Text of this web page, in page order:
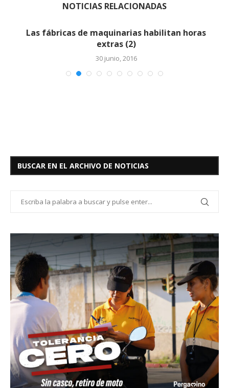
NOTICIAS RELACIONADAS
Las fábricas de maquinarias habilitan horas
extras (2)
30 junio, 2016
BUSCAR EN EL ARCHIVO DE NOTICIAS